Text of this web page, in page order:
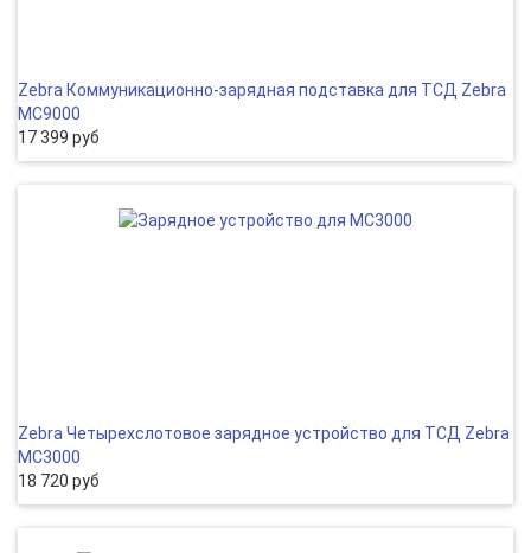
Zebra Коммуникационно-зарядная подставка для ТСД Zebra
MC9000
17 399 руб
Zebra Четырехслотовое зарядное устройство для ТСД Zebra
MC3000
18 720 руб